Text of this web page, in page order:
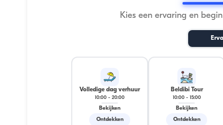
Kies een ervaring en
Volledige dag verhuur
10:00 - 20:00
Bekijken
Ontdekken
Beldibi Tour
10:00- 15:00
Bekijken
Ontdekken